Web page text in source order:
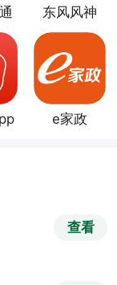
东风风神
e家政
查看